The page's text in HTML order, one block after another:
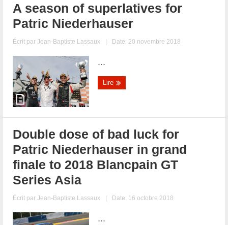
A season of superlatives for
Patric Niederhauser
Écrit parJean-Baptiste Lassaux | Date: 20 novembre 2018
...
Lire
Double dose of bad luck for
Patric Niederhauser in grand
finale to 2018 Blancpain GT
Series Asia
Écrit parJean-Baptiste Lassaux | Date: 16 octobre 2018
...